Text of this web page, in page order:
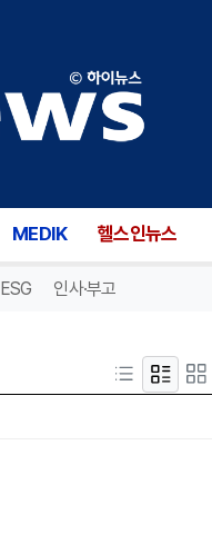
MEDIK 헬스인뉴스
ESG 인사·부고